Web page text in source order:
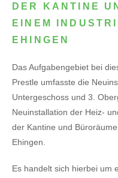
DER KANTINE
EINEM
EHINGEN
Das Aufgabengebiet bei
Prestle umfasste die
Untergeschoss und 3.
Neuinstallation der Heiz-
der Kantine und
Ehingen.
Es handelt sich hierbei um